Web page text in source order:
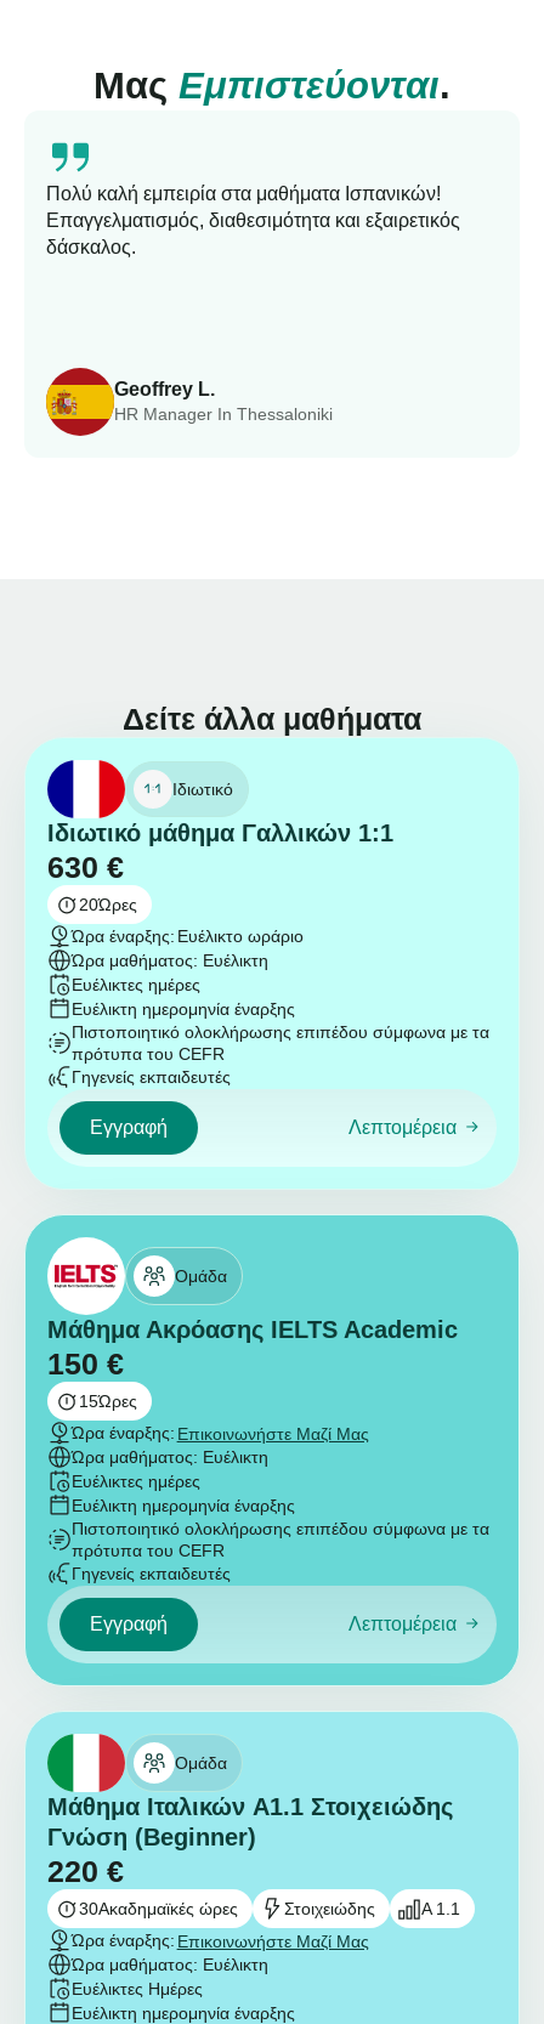
Μας Εμπιστεύονται.
Geoffrey L.
HR Manager In Thessaloniki
Πολύ καλή εμπειρία στα μαθήματα Ισπανικών!
Επαγγελματισμός, διαθεσιμότητα και εξαιρετικός
δάσκαλος.
Δείτε άλλα μαθήματα
Ιδιωτικό
Ιδιωτικό μάθημα Γαλλικών 1:1
630 €
20Ώρες
Ώρα έναρξης: Ευέλικτο ωράριο
Ώρα μαθήματος: Ευέλικτη
Ευέλικτες ημέρες
Ευέλικτη ημερομηνία έναρξης
Πιστοποιητικό ολοκλήρωσης επιπέδου σύμφωνα με τα
πρότυπα του CEFR
Γηγενείς εκπαιδευτές
Εγγραφή Λεπτομέρεια
Ομάδα
Μάθημα Ακρόασης IELTS Academic
150 €
15Ώρες
Ώρα έναρξης: Επικοινωνήστε Μαζί Μας
Ώρα μαθήματος: Ευέλικτη
Ευέλικτες ημέρες
Ευέλικτη ημερομηνία έναρξης
Πιστοποιητικό ολοκλήρωσης επιπέδου σύμφωνα με τα
πρότυπα του CEFR
Γηγενείς εκπαιδευτές
Εγγραφή Λεπτομέρεια
Ομάδα
Μάθημα Ιταλικών A1.1 Στοιχειώδης
Γνώση (Beginner)
220 €
30Ακαδημαϊκές ώρες Στοιχειώδης
A 1.1
Ώρα έναρξης: Επικοινωνήστε Μαζί Μας
Ώρα μαθήματος: Ευέλικτη
Ευέλικτες Ημέρες
Ευέλικτη ημερομηνία έναρξης